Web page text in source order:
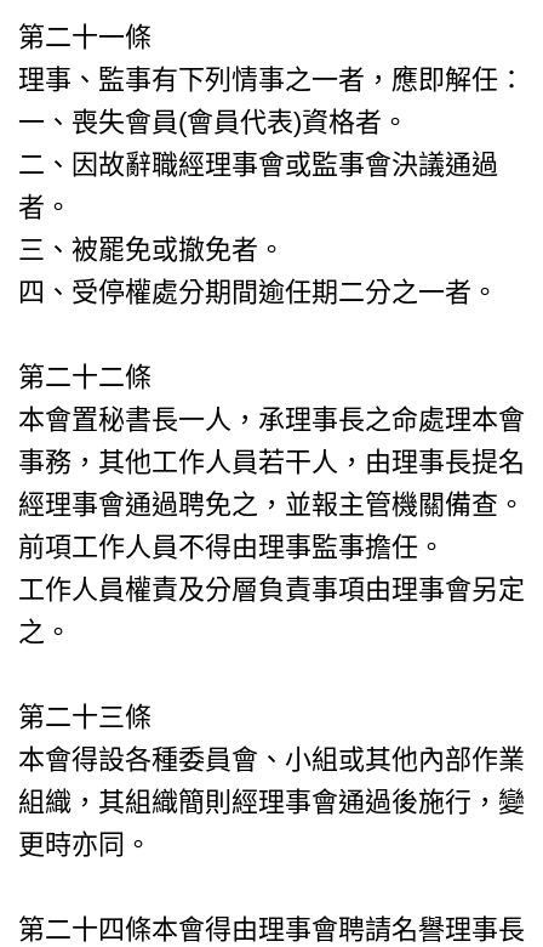
第二十一條
理事、監事有下列情事之一者，應即解任：
一、喪失會員(會員代表)資格者。
二、因故辭職經理事會或監事會決議通過
者。
三、被罷免或撤免者。
四、受停權處分期間逾任期二分之一者。
第二十二條
本會置秘書長一人，承理事長之命處理本會
事務，其他工作人員若干人，由理事長提名
經理事會通過聘免之，並報主管機關備查。
前項工作人員不得由理事監事擔任。
工作人員權責及分層負責事項由理事會另定
之。
第二十三條
本會得設各種委員會、小組或其他內部作業
組織，其組織簡則經理事會通過後施行，變
更時亦同。
第二十四條本會得由理事會聘請名譽理事長